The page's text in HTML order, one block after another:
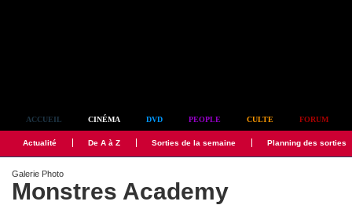
ACCUEIL CINÉMA DVD PEOPLE CULTE FORUM
Actualité De A à Z Sorties de la semaine Planning des sorties
Galerie Photo
Monstres Academy